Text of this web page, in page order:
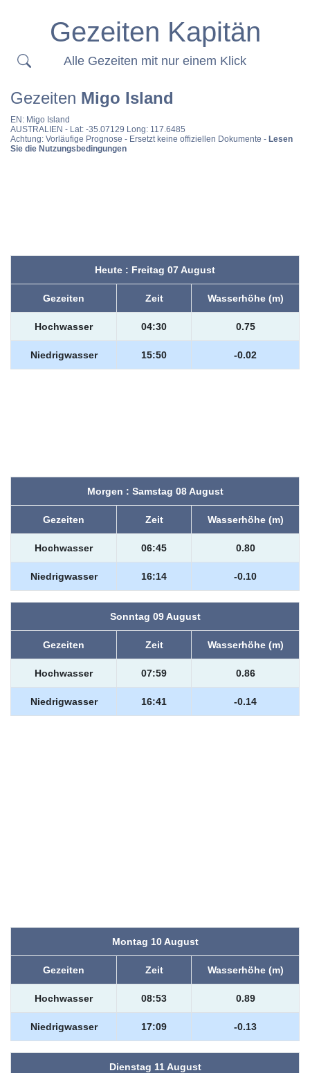
Gezeiten Kapitän
Alle Gezeiten mit nur einem Klick
Gezeiten Migo Island
EN: Migo Island
AUSTRALIEN - Lat: -35.07129 Long: 117.6485
Achtung: Vorläufige Prognose - Ersetzt keine offiziellen Dokumente - Lesen
Sie die Nutzungsbedingungen
Heute : Freitag 07 August
Gezeiten Zeit Wasserhöhe (m)
Hochwasser 04:30 0.75
Niedrigwasser 15:50 -0.02
Morgen : Samstag 08 August
Gezeiten Zeit Wasserhöhe (m)
Hochwasser 06:45 0.80
Niedrigwasser 16:14 -0.10
Sonntag 09 August
Gezeiten Zeit Wasserhöhe (m)
Hochwasser 07:59 0.86
Niedrigwasser 16:41 -0.14
Montag 10 August
Gezeiten Zeit Wasserhöhe (m)
Hochwasser 08:53 0.89
Niedrigwasser 17:09 -0.13
Dienstag 11 August